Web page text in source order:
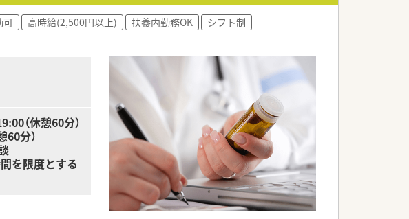
可 高時給(2,500円以上) 扶養内勤務OK
シフト制
（休憩60分）
分）
を限度とする